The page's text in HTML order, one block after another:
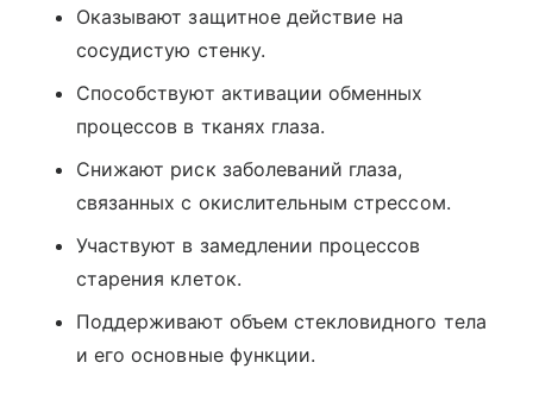
Оказывают защитное действие на
сосудистую стенку.
Способствуют активации обменных
процессов в тканях глаза.
Снижают риск заболеваний глаза,
связанных с окислительным стрессом.
Участвуют в замедлении процессов
старения клеток.
Поддерживают объем стекловидного тела
и его основные функции.